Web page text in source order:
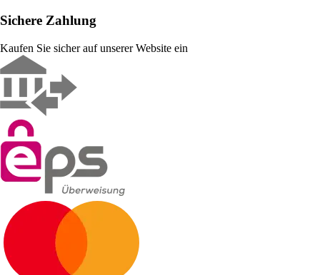
Sichere Zahlung
Kaufen Sie sicher auf unserer Website ein